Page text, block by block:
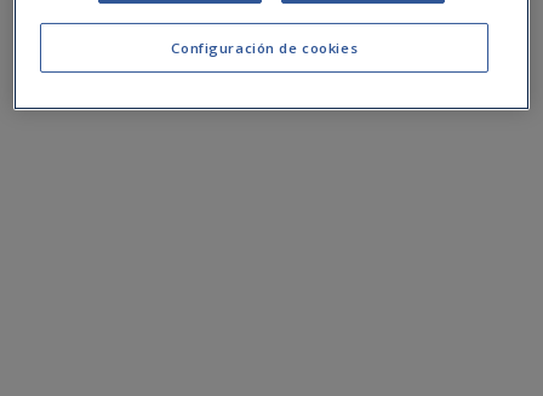
Configuración de cookies